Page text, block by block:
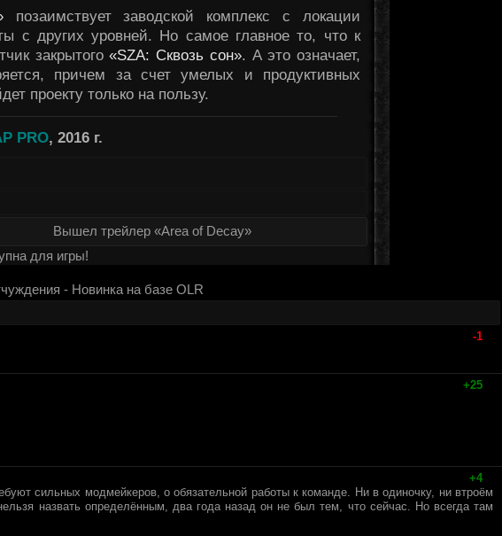
позаимствует заводской комплекс с локации
с других уровней. Но самое главное то, что к
закрытого«SZA: Сквозь сон». А это означает,
причем за счет умелых и продуктивных
проекту только на пользу.
PRO, 2016 г.
Вышел трейлер «Area of Decay»
для игры!
- Новинка на базе OLR
-1
+25
+4
сильных модмейкеров, о обязательной работы к команде. Ни в одиночку, ни втроём
назвать определённым, два года назад он не был тем, что сейчас. Но всегда там